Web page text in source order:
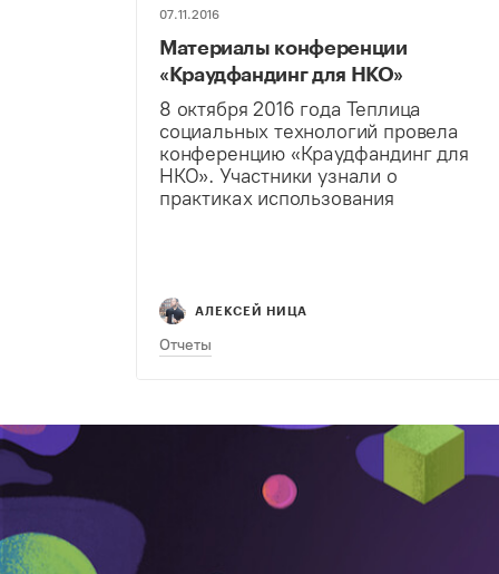
07.11.2016
Материалы конференции
«Краудфандинг для НКО»
8 октября 2016 года Теплица
социальных технологий провела
конференцию «Краудфандинг для
НКО». Участники узнали о
практиках использования
АЛЕКСЕЙ НИЦА
Отчеты